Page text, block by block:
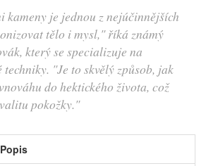
kameny je jednou z nejúčinnějších
tělo i mysl," říká známý
který se specializuje na
"Je to skvělý způsob, jak
do hektického života, což
pokožky."
Popis